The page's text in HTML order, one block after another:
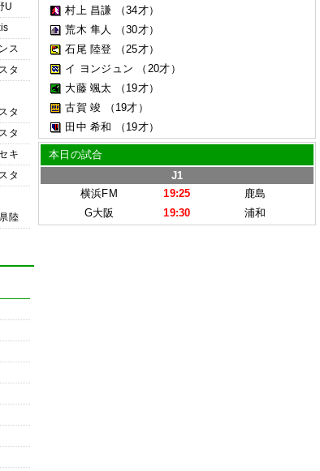
U
ス
タ
タ
タ
キ
タ
陸
村上 昌謙
（34才）
荒木 隼人
（30才）
石尾 陸登
（25才）
イ ヨンジュン
（20才）
大藤 颯太
（19才）
古賀 竣
（19才）
田中 希和
（19才）
本日の試合
J1
横浜FM
19:25
鹿島
G大阪
19:30 浦和